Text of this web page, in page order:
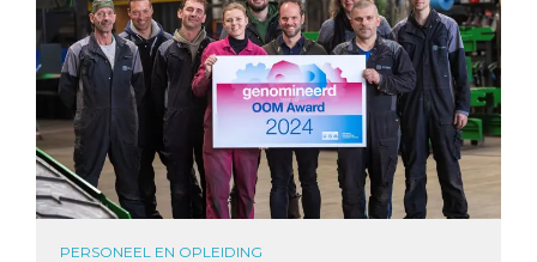
PERSONEEL EN OPLEIDING